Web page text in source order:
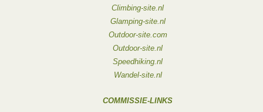
Climbing-site.nl
Glamping-site.nl
Outdoor-site.com
Outdoor-site.nl
Speedhiking.nl
Wandel-site.nl
COMMISSIE-LINKS